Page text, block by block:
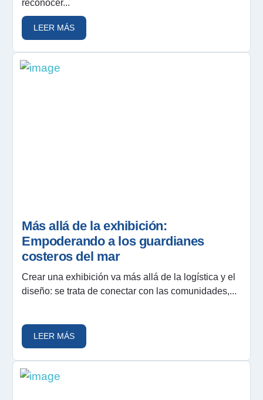
reconocer...
LEER MÁS
Más allá de la exhibición:
Empoderando a los guardianes
costeros del mar
Crear una exhibición va más allá de la logística y el
diseño: se trata de conectar con las comunidades,...
LEER MÁS